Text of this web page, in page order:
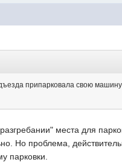
припарковала свою
места для
Но проблема,
парковки.